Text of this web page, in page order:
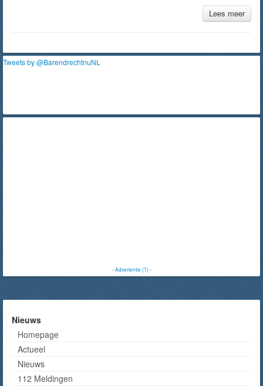
Lees meer
Tweets by @BarendrechtnuNL
-Advertentie (?)-
Nieuws
Homepage
Actueel
Nieuws
112 Meldingen